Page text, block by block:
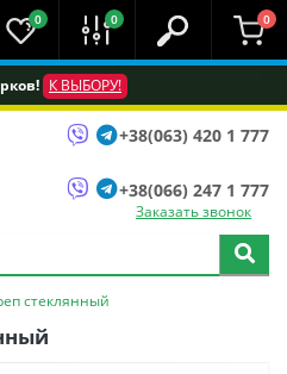
К ВЫБОРУ!
0 0 0
+38(063) 420 1 777
+38(066) 247 1 777
Заказать звонок
стеклянный